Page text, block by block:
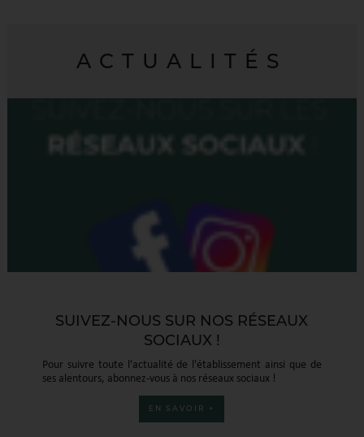
ACTUALITÉS
SUIVEZ-NOUS SUR NOS RÉSEAUX
SOCIAUX !
Pour suivre toute l'actualité de l'établissement ainsi que de
ses alentours, abonnez-vous à nos réseaux sociaux !
EN SAVOIR +